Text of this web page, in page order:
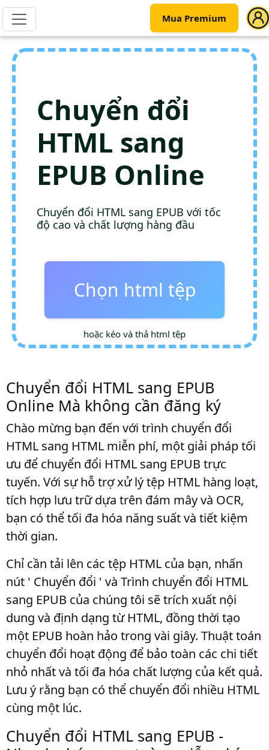
Mua Premium
Chuyển đổi
HTML sang
EPUB Online
Chuyển đổi HTML sang EPUB với tốc
độ cao và chất lượng hàng đầu
Chọn html tệp
hoặc kéo và thả html tệp
Chuyển đổi HTML sang EPUB
Online Mà không cần đăng ký
Chào mừng bạn đến với trình chuyển đổi
HTML sang HTML miễn phí, một giải pháp tối
ưu để chuyển đổi HTML sang EPUB trực
tuyến. Với sự hỗ trợ xử lý tệp HTML hàng loạt,
tích hợp lưu trữ dựa trên đám mây và OCR,
bạn có thể tối đa hóa năng suất và tiết kiệm
thời gian.
Chỉ cần tải lên các tệp HTML của bạn, nhấn
nút ' Chuyển đổi ' và Trình chuyển đổi HTML
sang EPUB của chúng tôi sẽ trích xuất nội
dung và định dạng từ HTML, đồng thời tạo
một EPUB hoàn hảo trong vài giây. Thuật toán
chuyển đổi hoạt động để bảo toàn các chi tiết
nhỏ nhất và tối đa hóa chất lượng của kết quả.
Lưu ý rằng bạn có thể chuyển đổi nhiều HTML
cùng một lúc.
Chuyển đổi HTML sang EPUB -